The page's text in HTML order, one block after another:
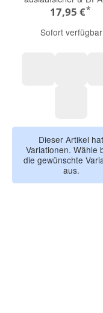
17,95 €*
Sofort verfügbar
Dieser Artikel hat
Variationen. Wähle
die gewünschte
aus.